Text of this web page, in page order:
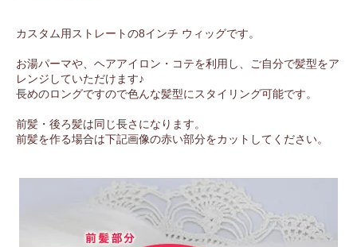
カスタム用ストレートの8インチ ウィッグです。
お湯パーマや、ヘアアイロン・コテを利用し、ご自分で髪型をア
レンジしていただけます♪
長めのロングですので色んな髪型にスタイリング可能です。
前髪・後ろ髪は同じ長さになります。
前髪を作る場合は下記画像の赤い部分をカットしてください。